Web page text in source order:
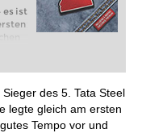
es ist
und
des 5. Tata Steel
legte gleich am ersten
Tempo vor und